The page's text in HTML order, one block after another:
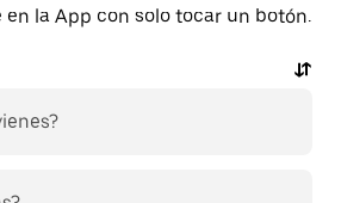
la App con solo tocar un botón.